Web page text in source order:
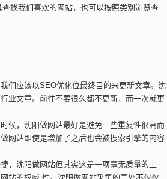
找我们喜欢的网站，也可以按照类别浏览查
们应该以SEO优化位最终目的来更新文章。沈
业文章。前往不要很久都不更新，而一次就更
候，沈阳做网站最好是避免一些重复性很高而
网站即使是增加了之后也会被搜索引擎的内容
，沈阳做网站但其实这是一项毫无质量的工